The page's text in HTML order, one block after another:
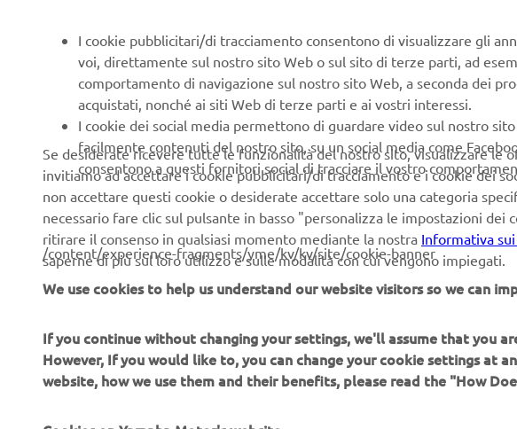
Trial vehicles:Electric small
road specification land cars
Trial objectives:
1. Functional evaluation of
2. Study of the driving
environment working toward
CORPORATE B2B PIÙ
I cookie pubblicitari/di tracciamento consentono di visualizzare gli
voi, direttamente sul nostro sito Web o sul sito di terze parti, ad
comportamento di navigazione sul nostro sito Web, a seconda dei
acquistati, nonché ai siti Web di terze parti e ai vostri interessi.
I cookie dei social media permettono di guardare video sul nostro
facilmente contenuti del nostro sito, su un social media come
consentono a questi fornitori social di tracciare il vostro
Se desiderate ricevere tutte le funzionalità del nostro sito, visualizzare le
invitiamo ad accettare i cookie pubblicitari/di tracciamento e i cookie dei
non accettare questi cookie o desiderate accettare solo una categoria
necessario fare clic sul pulsante in basso "personalizza le impostazioni
ritirare il consenso in qualsiasi momento mediante la nostra Informativa
saperne di più sul loro utilizzo e sulle modalità con cui vengono impiegati.
/content/experience-fragments/yme/kv/kv/site/cookie-banner
We use cookies to help us understand our website visitors so we can
If you continue without changing your settings, we'll assume that you
However, If you would like to, you can change your cookie settings at
website, how we use them and their benefits, please read the "How